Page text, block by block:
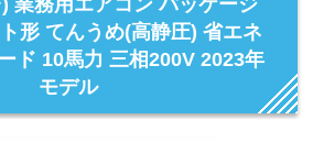
業務用エアコン パッケージ
形 てんうめ(高静圧) 省エネ
ド 10馬力 三相200V 2023年
モデル